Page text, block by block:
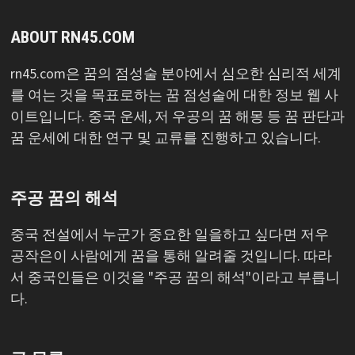
ABOUT RN45.COM
rn45.com은 꿈의 점성술 분야에서 심오한 심리적 세계
를 여는 것을 목표로하는 꿈 점성술에 대한 정보 웹 사
이트입니다. 중국 운세, 저 우공의 꿈 해몽 등 꿈 판단과
꿈 운세에 대한 연구 및 교류를 진행하고 있습니다.
주공 꿈의 해석
중국 전설에서 누군가 중요한 일을하고 싶다면 저우
공작은이 사람에게 꿈을 통해 알려줄 것입니다. 따라
서 중국인들은 이것을 "주공 꿈의 해석"이라고 부릅니
다.